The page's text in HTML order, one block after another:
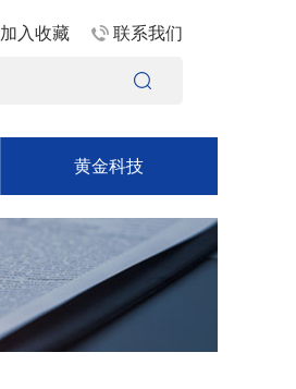
加入收藏 联系我们
黄金科技